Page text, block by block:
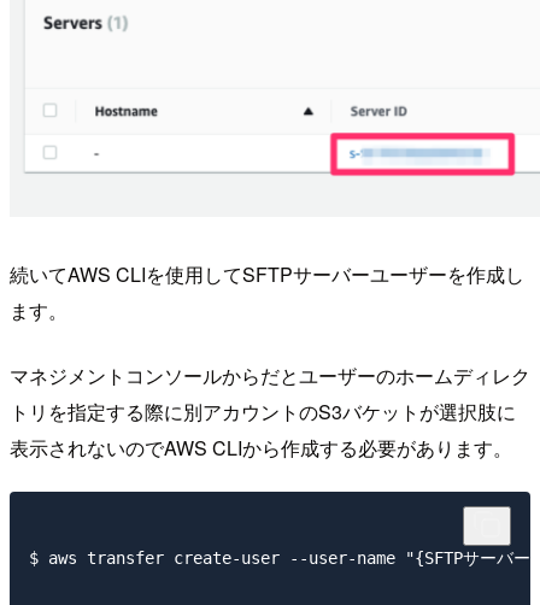
続いてAWS CLIを使用してSFTPサーバーユーザーを作成し
ます。
マネジメントコンソールからだとユーザーのホームディレク
トリを指定する際に別アカウントのS3バケットが選択肢に
表示されないのでAWS CLIから作成する必要があります。
$ aws transfer create-user --user-name "{SFTPサーバ